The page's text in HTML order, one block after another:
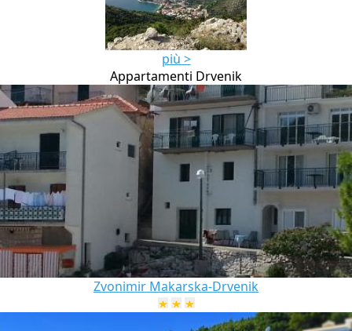
più >
Appartamenti Drvenik
Zvonimir Makarska-Drvenik